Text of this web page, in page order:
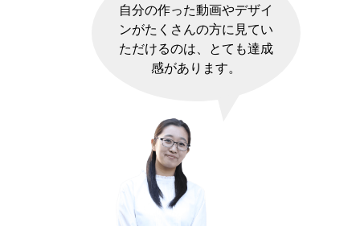
自分の作った動画やデザイ
ンがたくさんの方に見てい
ただけるのは、とても達成
感があります。